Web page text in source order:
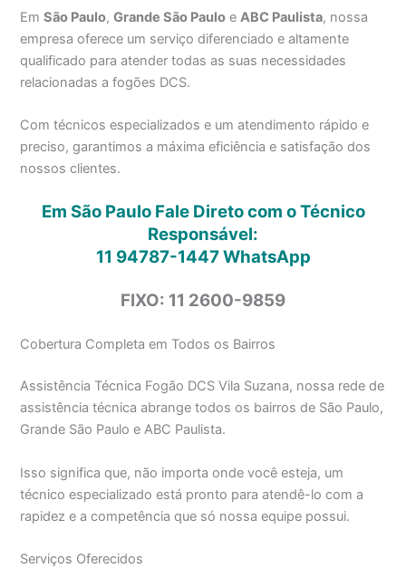
EmSão Paulo,Grande São Paulo eABC Paulista, nossa
empresa oferece um serviço diferenciado e altamente
qualificado para atender todas as suas necessidades
relacionadas a fogões DCS.
Com técnicos especializados e um atendimento rápido e
preciso, garantimos a máxima eficiência e satisfação dos
nossos clientes.
Em São Paulo Fale Direto com o Técnico
Responsável:
11 94787-1447WhatsApp
FIXO: 11 2600-9859
Cobertura Completa em Todos os Bairros
Assistência Técnica Fogão DCS Vila Suzana, nossa rede de
assistência técnica abrange todos os bairros de São Paulo,
Grande São Paulo e ABC Paulista.
Isso significa que, não importa onde você esteja, um
técnico especializado está pronto para atendê-lo com a
rapidez e a competência que só nossa equipe possui.
Serviços Oferecidos